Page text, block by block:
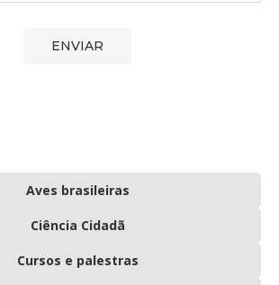
Aves brasileiras
Ciência Cidadã
Cursos e palestras